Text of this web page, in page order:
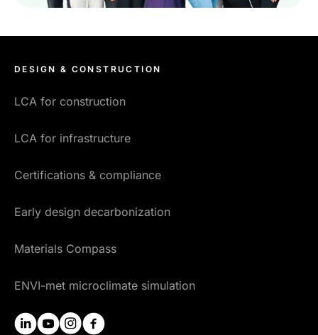
DESIGN & CONSTRUCTION
LCA for construction
LCA for infrastructure
Certifications & compliance
Early design decarbonization
Materials Compass
ENVI-met microclimate simulation
linkedinyoutubeinstagram